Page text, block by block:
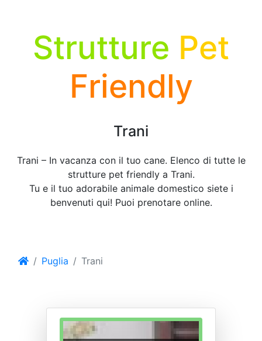
Strutture Pet
Friendly
Trani
Trani – In vacanza con il tuo cane. Elenco di tutte le
strutture pet friendly a Trani.
Tu e il tuo adorabile animale domestico siete i
benvenuti qui! Puoi prenotare online.
Puglia Trani